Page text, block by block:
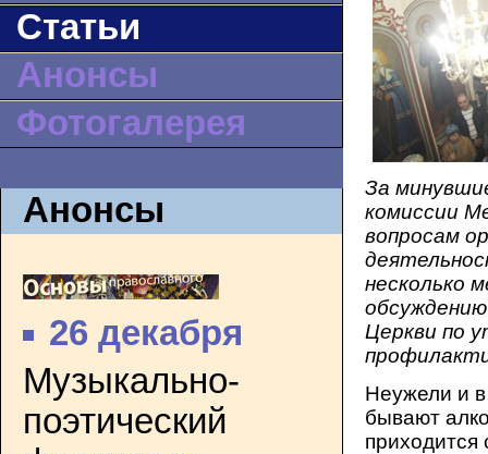
Статьи
Анонсы
Фотогалерея
Анонсы
26 декабря
Музыкально-
поэтический
За
комиссии
вопросам
несколько
Церкви по
Неужели и
бывают